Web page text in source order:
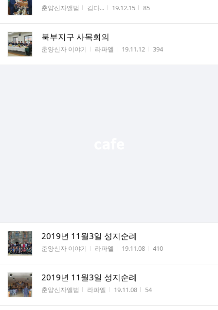
게시판명
춘양신자앨범 작성자
김다... 작성시간
19.12.15 조회수
85
북부지구 사목회의
게시판명
춘양신자 이야기 작성자
라파엘 작성시간
19.11.12 조회수
394
2019년 11월3일 성지순례
게시판명
춘양신자 이야기 작성자
라파엘 작성시간
19.11.08 조회수
410
2019년 11월3일 성지순례
게시판명
춘양신자앨범 작성자
라파엘 작성시간
19.11.08 조회수
54